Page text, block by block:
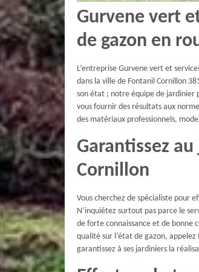
Gurvene vert
de gazon en
L’entreprise Gurvene vert et
dans la ville de Fontanil Cornillon
son état ; notre équipe de jardinier
vous fournir des résultats aux
des matériaux professionnels,
Garantissez
Cornillon
Vous cherchez de spécialiste pour
N’inquiétez surtout pas parce le
de forte connaissance et de bonne
qualité sur l’état de gazon,
garantissez à ses jardiniers la